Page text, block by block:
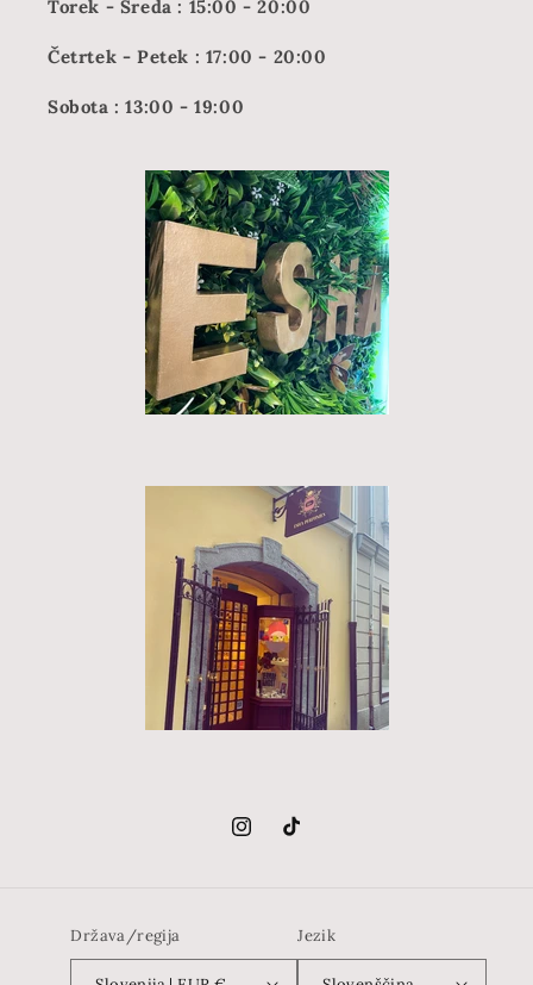
Torek - Sreda : 15:00 - 20:00
Četrtek - Petek : 17:00 - 20:00
Sobota : 13:00 - 19:00
InstagramTikTok
Država/regija Jezik